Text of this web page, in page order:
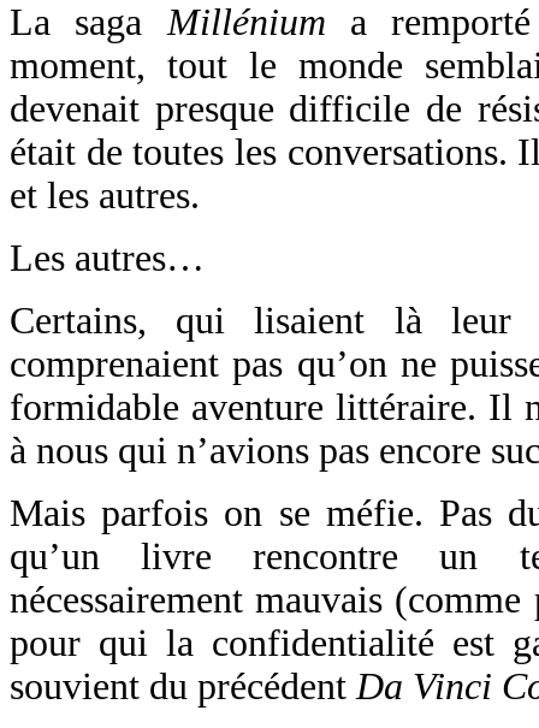
La sagaMillénium a
moment, tout le monde
devenait presque difficile de
était de toutes les conversations.
et les autres.
Les autres…
Certains, qui lisaient là leur
comprenaient pas qu’on ne
formidable aventure littéraire. Il
à nous qui n’avions pas encore
Mais parfois on se méfie. Pas
qu’un livre rencontre un
nécessairement mauvais
pour qui la confidentialité est
souvient du précédentDa Vinci